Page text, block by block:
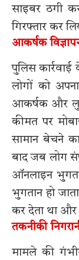
साइबर ठगी
गिरफ्तार कर
आकर्षक
पुलिस
लोगों को
आकर्षक और
कीमत पर
सामान बेचने
बाद जब लोग
ऑनलाइन
भुगतान हो
कर देता था और
तकनीकी
मामले की